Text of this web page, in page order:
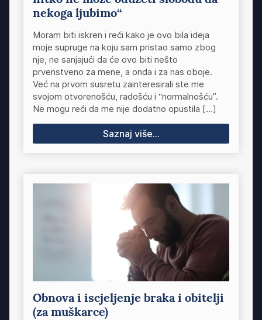
nekoga ljubimo“
Moram biti iskren i reći kako je ovo bila ideja
moje supruge na koju sam pristao samo zbog
nje, ne sanjajući da će ovo biti nešto
prvenstveno za mene, a onda i za nas oboje.
Već na prvom susretu zainteresirali ste me
svojom otvorenošću, radošću i “normalnošću”.
Ne mogu reći da me nije dodatno opustila […]
Saznaj više...
Obnova i iscjeljenje braka i obitelji
(za muškarce)